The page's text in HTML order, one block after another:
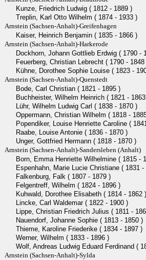
Kunze, Friedrich Ludwig ( 1812 - 1889 )
Treplin, Karl Otto Wilhelm ( 1874 - 1933 )
Arnstein (Sachsen-Anhalt)-Greifenhagen
Kaiser, Heinrich Benjamin ( 1835 - 1866 )
Arnstein (Sachsen-Anhalt)-Harkerode
Dockhorn, Johann Gottlieb Erdwig ( 1790 -
Feuerberg, Christian Lebrecht ( 1790 - 1848
Kühne, Dorothee Sophie Louise ( 1823 -
Arnstein (Sachsen-Anhalt)-Quenstedt
Bode, Carl Christian ( 1821 - 1895 )
Buchheister, Wilhelm Heinrich ( 1821 -
Lühr, Wilhelm Ludwig Carl ( 1838 - 1870 )
Oppermann, Christian Wilhelm ( 1818 -
Popendiker, Louise Henriette Caroline (
Raabe, Louise Antonie ( 1836 - 1870 )
Unger, Gottfried Hermann ( 1818 - 1870 )
Arnstein (Sachsen-Anhalt)-Sandersleben (Anhalt)
Born, Emma Henriette Wilhelmine ( 1815 -
Espenhahn, Marie Lucie Christiane ( 1831 -
Falkenburg, Falk ( 1807 - 1879 )
Felgentreff, Wilhelm ( 1824 - 1896 )
Kuhwald, Dorothee Elisabeth ( 1814 - 1862 )
Lincke, Carl Waldemar ( 1822 - 1900 )
Lippe, Christian Friedrich Julius ( 1811 -
Nauendorf, Johanne Sophie ( 1813 - 1850 )
Thieme, Karoline Friederike ( 1834 - 1897 )
Werner, Wilhelm ( 1833 - 1896 )
Wolf, Andreas Ludwig Eduard Ferdinand (
Arnstein (Sachsen-Anhalt)-Sylda